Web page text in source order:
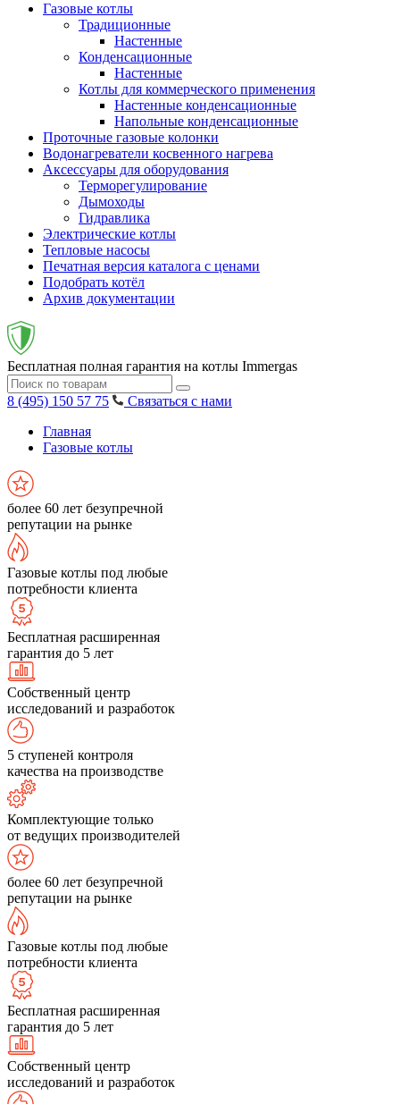
Газовые котлы
Традиционные
Настенные
Конденсационные
Настенные
Котлы для коммерческого применения
Настенные конденсационные
Напольные конденсационные
Проточные газовые колонки
Водонагреватели косвенного нагрева
Аксессуары для оборудования
Терморегулирование
Дымоходы
Гидравлика
Электрические котлы
Тепловые насосы
Печатная версия каталога с ценами
Подобрать котёл
Архив документации
Бесплатная полная гарантия на котлы Immergas
8 (495) 150 57 75
Связаться с нами
Главная
Газовые котлы
более 60 лет безупречной
репутации на рынке
Газовые котлы под любые
потребности клиента
Бесплатная расширенная
гарантия до 5 лет
Собственный центр
исследований и разработок
5 ступеней контроля
качества на производстве
Комплектующие только
от ведущих производителей
более 60 лет безупречной
репутации на рынке
Газовые котлы под любые
потребности клиента
Бесплатная расширенная
гарантия до 5 лет
Собственный центр
исследований и разработок